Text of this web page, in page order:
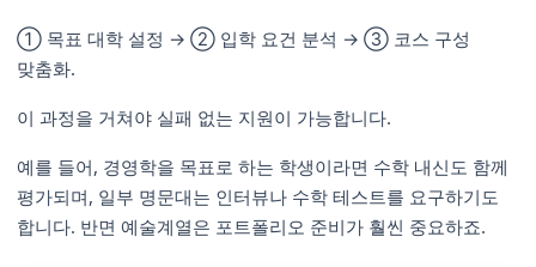
① 목표 대학 설정 → ② 입학 요건 분석 → ③ 코스 구성
맞춤화.
이 과정을 거쳐야 실패 없는 지원이 가능합니다.
예를 들어, 경영학을 목표로 하는 학생이라면 수학 내신도 함께
평가되며, 일부 명문대는 인터뷰나 수학 테스트를 요구하기도
합니다. 반면 예술계열은 포트폴리오 준비가 훨씬 중요하죠.